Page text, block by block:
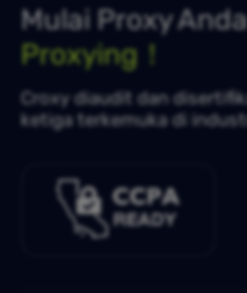
Mulai Proxy
Proxying！
Croxy diaudit dan
ketiga terkemuka di